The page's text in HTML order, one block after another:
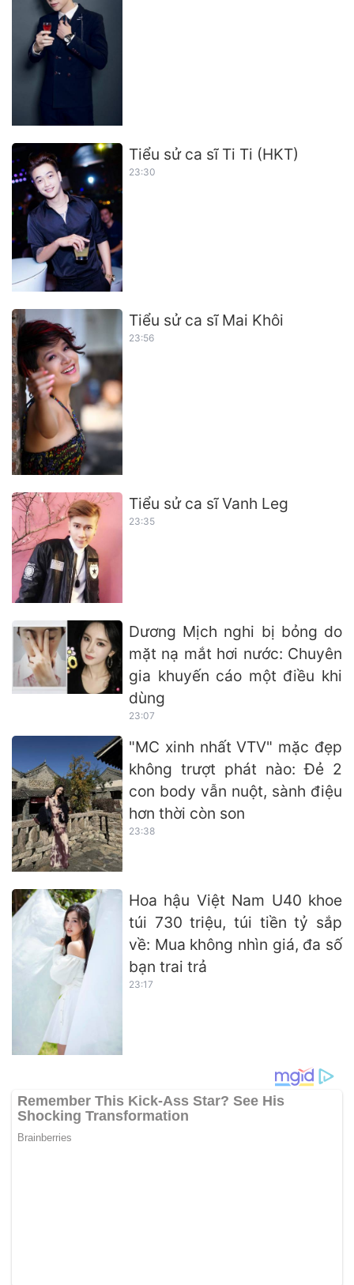
Tiểu sử ca sĩ Ti Ti (HKT)
23:30
Tiểu sử ca sĩ Mai Khôi
23:56
Tiểu sử ca sĩ Vanh Leg
23:35
Dương Mịch nghi bị bỏng do
mặt nạ mắt hơi nước: Chuyên
gia khuyến cáo một điều khi
dùng
23:07
"MC xinh nhất VTV" mặc đẹp
không trượt phát nào: Đẻ 2
con body vẫn nuột, sành điệu
hơn thời còn son
23:38
Hoa hậu Việt Nam U40 khoe
túi 730 triệu, túi tiền tỷ sắp
về: Mua không nhìn giá, đa số
bạn trai trả
23:17